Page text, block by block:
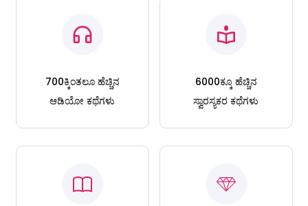
700ಕ್ಕಿಂತಲೂ ಹೆಚ್ಚಿನ
ಆಡಿಯೋ ಕಥೆಗಳು
6000ಕ್ಕೂ ಹೆಚ್ಚಿನ
ಸ್ವಾರಸ್ಯಕರ ಕಥೆಗಳು